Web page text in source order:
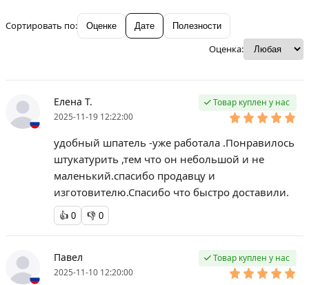
Сортировать по: Оценке Дате Полезности
Оценка:
Елена Т.
2025-11-19 12:22:00
Товар куплен у нас
удобный шпатель -уже работала .Понравилось
штукатурить ,тем что он небольшой и не
маленький.спасибо продавцу и
изготовителю.Спасибо что быстро доставили.
👍 0 👎 0
Павел
2025-11-10 12:20:00
Товар куплен у нас